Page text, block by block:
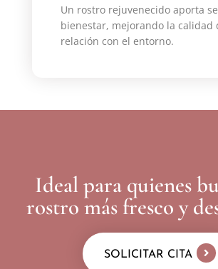
Un rostro rejuvenecido aporta
bienestar, mejorando la calidad
relación con el entorno.
Ideal para quienes
rostro más fresco y
SOLICITAR CITA